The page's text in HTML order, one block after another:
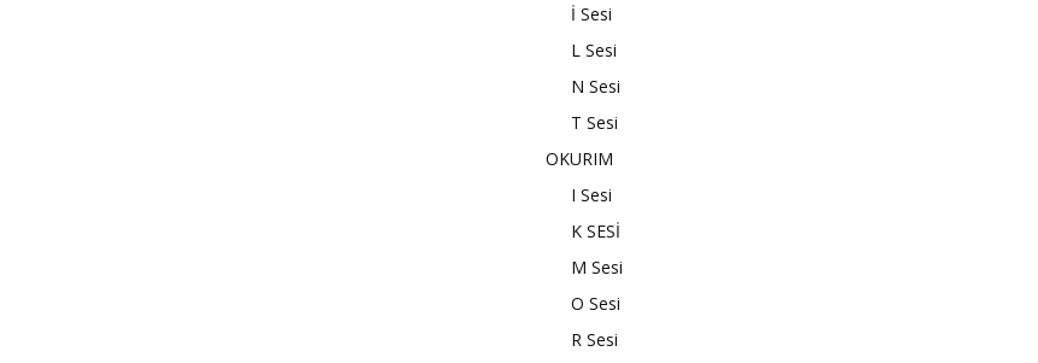
İ Sesi
L Sesi
N Sesi
T Sesi
OKURIM
I Sesi
K SESİ
M Sesi
O Sesi
R Sesi